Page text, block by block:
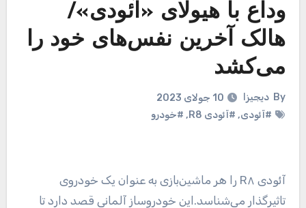
وداع با هیولای «آئودی»/
هالک آخرین نفس‌های خود را
می‌کشد
By دیجیزا
10 جولای 2023
#آئودی, #آئودی R8 , #خودرو
آئودی R۸ را هر ماشین‌بازی به عنوان یک خودروی
تاثیرگذار می‌شناسد.این خودروساز آلمانی قصد دارد تا